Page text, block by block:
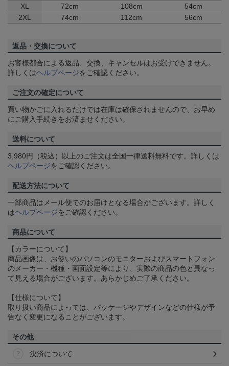
XL
72cm 108cm
54cm
2XL
74cm 112cm 56cm
返品・交換について
お客様都合による返品、交換、キャンセルはお受けできません。
詳しくはヘルプページをご確認ください。
ご注文の確定について
買い物かごに入れるだけでは在庫は確保されませんので、お早め
にご購入手続きをお済ませください。
送料について
3,980円（税込）以上のご注文は全国一律送料無料です。詳しくは
ヘルプページをご確認ください。
配送方法について
一部商品はメール便でのお届けとなる場合がございます。詳しく
はヘルプページをご確認ください。
商品について
【カラーについて】
商品画像は、お使いのパソコンのモニターおよびスマートフォン
のメーカー・機種・画面設定等により、実際の商品の色と異なっ
て見える場合がございます。あらかじめご了承ください。
【仕様について】
取り扱い商品によっては、パッケージやデザインなどの仕様が予
告なく変更になることがございます。
その他
決済について